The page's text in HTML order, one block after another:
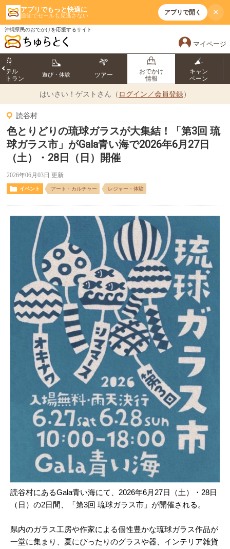
アプリでもっと快適に
通知でセールも見逃さない アプリで開く ×
沖縄県民のおでかけを応援するサイト
マイページ
ホテル
トラン
遊び・体験 ツアー
おでかけ
情報
キャン
ペーン
はいさい！ ゲストさん（ ログイン／会員登録）
読谷村
色とりどりの琉球ガラスが大集結！「第3回 琉
球ガラス市」がGala青い海で2026年6月27日
（土）・28日（日）開催
2026年06月03日 更新
イベント アート・カルチャー レジャー・体験
読谷村にあるGala青い海にて、2026年6月27日（土）・28日
（日）の2日間、「第3回 琉球ガラス市」が開催される。
県内のガラス工房や作家による個性豊かな琉球ガラス作品が
一堂に集まり、夏にぴったりのグラスや器、インテリア雑貨